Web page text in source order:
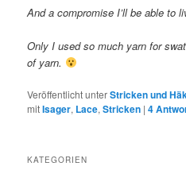
And a compromise I’ll be able to
Only I used so much yarn for
of yarn.
Veröffentlicht unterStricken und
mitIsager, Lace,Stricken |4
KATEGORIEN